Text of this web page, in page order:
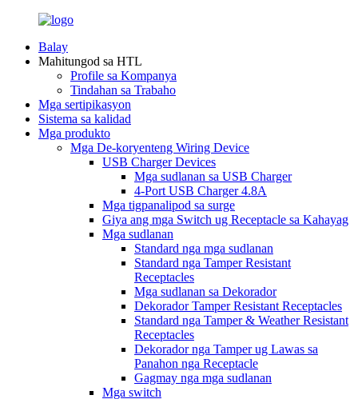
Balay
Mahitungod sa HTL
Profile sa Kompanya
Tindahan sa Trabaho
Mga sertipikasyon
Sistema sa kalidad
Mga produkto
Mga De-koryenteng Wiring Device
USB Charger Devices
Mga sudlanan sa USB Charger
4-Port USB Charger 4.8A
Mga tigpanalipod sa surge
Giya ang mga Switch ug Receptacle sa Kahayag
Mga sudlanan
Standard nga mga sudlanan
Standard nga Tamper Resistant
Receptacles
Mga sudlanan sa Dekorador
Dekorador Tamper Resistant Receptacles
Standard nga Tamper & Weather Resistant
Receptacles
Dekorador nga Tamper ug Lawas sa
Panahon nga Receptacle
Gagmay nga mga sudlanan
Mga switch